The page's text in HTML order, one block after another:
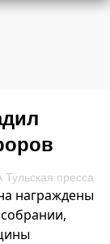
Тульская пресса
награждены